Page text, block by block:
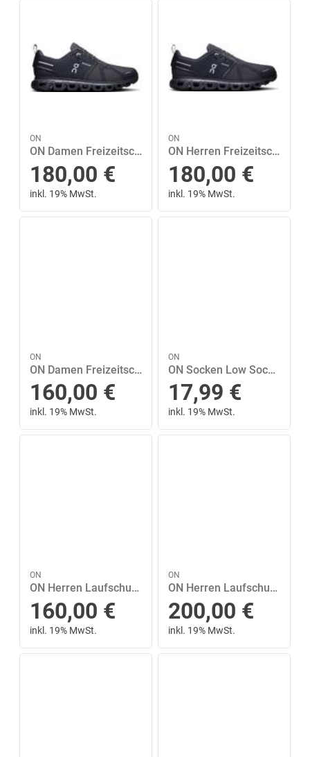
ON
ON Damen Freizeitschuhe Cloud 6 Waterproof 38 in Schwarz
180,00 €
inkl. 19% MwSt.
ON
ON Herren Freizeitschuhe Cloud 6 Waterproof 44 in Schwarz
180,00 €
inkl. 19% MwSt.
ON
ON Damen Freizeitschuhe Cloud 6 38 ½ in Schwarz
160,00 €
inkl. 19% MwSt.
ON
ON Socken Low Sock XL in Schwarz
17,99 €
inkl. 19% MwSt.
ON
ON Herren Laufschuhe Cloudsurfer Next 44 in Grau
160,00 €
inkl. 19% MwSt.
ON
ON Herren Laufschuhe Cloudmonster 3 44 ½ in Weiß
200,00 €
inkl. 19% MwSt.